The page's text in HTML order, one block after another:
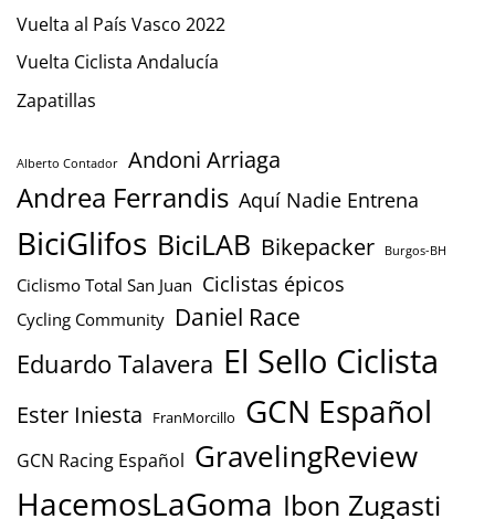
Vuelta al País Vasco 2022
Vuelta Ciclista Andalucía
Zapatillas
Alberto Contador Andoni Arriaga
Andrea Ferrandis Aquí Nadie Entrena
BiciGlifos BiciLAB Bikepacker Burgos-BH
Ciclismo Total San Juan Ciclistas épicos
Cycling Community Daniel Race
Eduardo Talavera El Sello Ciclista
Ester Iniesta FranMorcillo GCN Español
GCN Racing Español GravelingReview
HacemosLaGoma Ibon Zugasti